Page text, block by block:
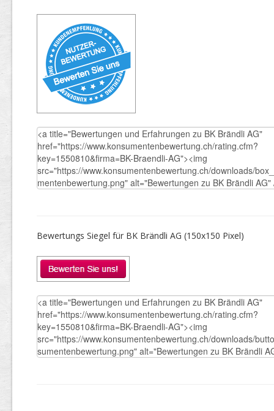
Bewertungs Siegel für BK Brändli AG (150x150 Pixel)